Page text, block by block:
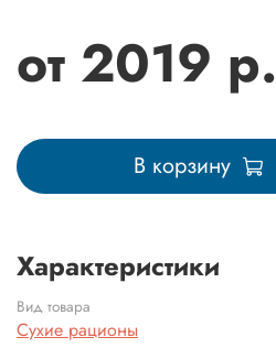
от 2019 р.
В корзину
Характеристики
Вид товара
Сухие рационы